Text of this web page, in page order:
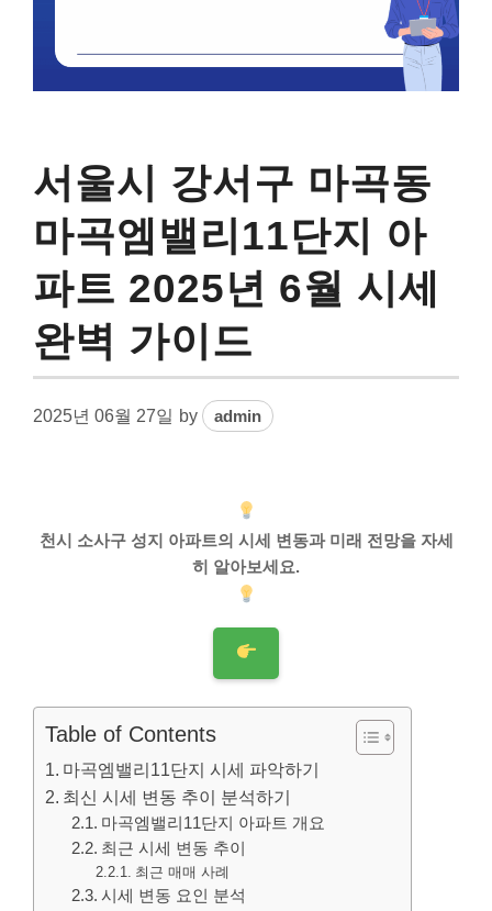
서울시 강서구 마곡동
마곡엠밸리11단지 아
파트 2025년 6월 시세
완벽 가이드
2025년 06월 27일 by admin
천시 소사구 성지 아파트의 시세 변동과 미래 전망을 자세
히 알아보세요.
Table of Contents
마곡엠밸리11단지 시세 파악하기
최신 시세 변동 추이 분석하기
마곡엠밸리11단지 아파트 개요
최근 시세 변동 추이
최근 매매 사례
시세 변동 요인 분석